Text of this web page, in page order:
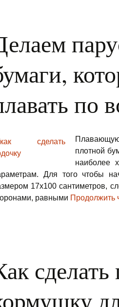
по
Плавающую
плотной
наиболее
Для того чтобы
17х100 сантиметров,
равными Продолжить